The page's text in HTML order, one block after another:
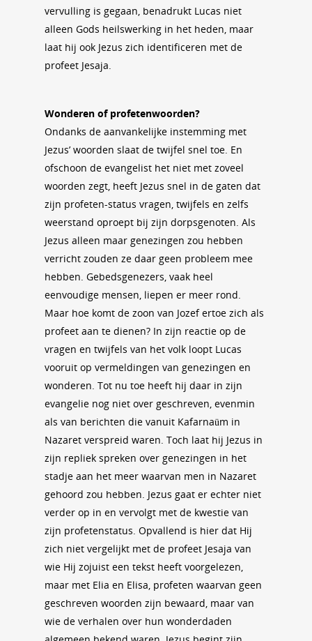
vervulling is gegaan, benadrukt Lucas niet
alleen Gods heilswerking in het heden, maar
laat hij ook Jezus zich identificeren met de
profeet Jesaja.
Wonderen of profetenwoorden?
Ondanks de aanvankelijke instemming met
Jezus’ woorden slaat de twijfel snel toe. En
ofschoon de evangelist het niet met zoveel
woorden zegt, heeft Jezus snel in de gaten dat
zijn profeten-status vragen, twijfels en zelfs
weerstand oproept bij zijn dorpsgenoten. Als
Jezus alleen maar genezingen zou hebben
verricht zouden ze daar geen probleem mee
hebben. Gebedsgenezers, vaak heel
eenvoudige mensen, liepen er meer rond.
Maar hoe komt de zoon van Jozef ertoe zich als
profeet aan te dienen? In zijn reactie op de
vragen en twijfels van het volk loopt Lucas
vooruit op vermeldingen van genezingen en
wonderen. Tot nu toe heeft hij daar in zijn
evangelie nog niet over geschreven, evenmin
als van berichten die vanuit Kafarnaüm in
Nazaret verspreid waren. Toch laat hij Jezus in
zijn repliek spreken over genezingen in het
stadje aan het meer waarvan men in Nazaret
gehoord zou hebben. Jezus gaat er echter niet
verder op in en vervolgt met de kwestie van
zijn profetenstatus. Opvallend is hier dat Hij
zich niet vergelijkt met de profeet Jesaja van
wie Hij zojuist een tekst heeft voorgelezen,
maar met Elia en Elisa, profeten waarvan geen
geschreven woorden zijn bewaard, maar van
wie de verhalen over hun wonderdaden